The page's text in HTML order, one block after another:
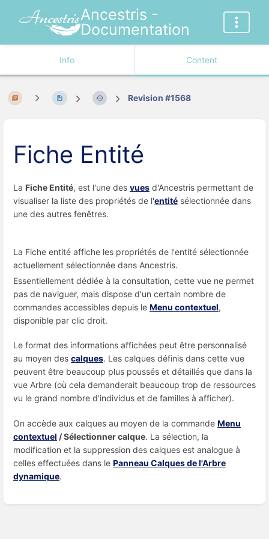
Ancestris -
Documentation
Info Content
Revision #1568
Fiche Entité
La Fiche Entité, est l'une des vues d'Ancestris permettant de
visualiser la liste des propriétés de l'entité sélectionnée dans
une des autres fenêtres.
La Fiche entité affiche les propriétés de l'entité sélectionnée
actuellement sélectionnée dans Ancestris.
Essentiellement dédiée à la consultation, cette vue ne permet
pas de naviguer, mais dispose d'un certain nombre de
commandes accessibles depuis le Menu contextuel,
disponible par clic droit.
Le format des informations affichées peut être personnalisé
au moyen des calques. Les calques définis dans cette vue
peuvent être beaucoup plus poussés et détaillés que dans la
vue Arbre (où cela demanderait beaucoup trop de ressources
vu le grand nombre d'individus et de familles à afficher).
On accède aux calques au moyen de la commande Menu
contextuel / Sélectionner calque. La sélection, la
modification et la suppression des calques est analogue à
celles effectuées dans le Panneau Calques de l'Arbre
dynamique.